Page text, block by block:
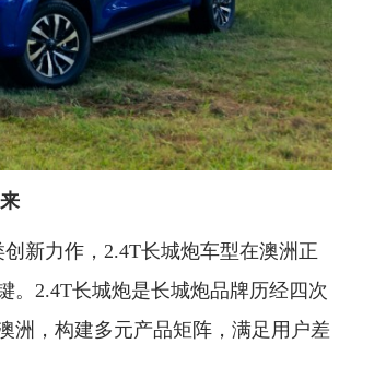
新力作，2.4T长城炮车型在澳洲正
。2.4T长城炮是长城炮品牌历经四次
洲，构建多元产品矩阵，满足用户差